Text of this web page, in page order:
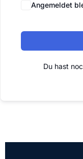
Angemeldet
Du hast